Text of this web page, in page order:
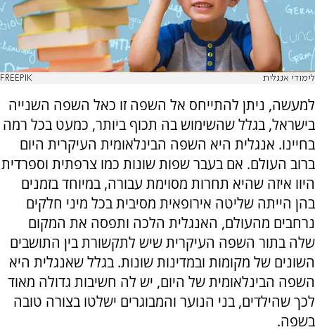
לימודי אנגלית FREEPIK
למעשה, ניתן להתייחס אל השפה זו כאל השפה השנייה
בישראל, בגלל שהשימוש בה תכוף ביותר, כמעט בכל רמה
בחיינו. אנגלית היא השפה הבינלאומית העיקרית היום
ברוב העולם. אם בעבר שפות שונות כמו צרפתית וספרדית
היוו איזה שהיא תחרות מסוימת עבורה, במיוחד בזמנים
בהן הייתה שליטה אירופאית מסיבית בכל מיני חלקים
נרחבים מהעולם, האנגלית הלכה ותפסה את המקום
שלה בתור השפה העיקרית שיש לתקשורת בין התושבים
השונים של מקומות ובמדינות שונות. בגלל שאנגלית היא
השפה הבינלאומית של היום, יש לה חשיבות גדולה מאוד
לכך שהילדים, בני הנוער והמבוגרים ישלטו בצורה טובה
בשפה.